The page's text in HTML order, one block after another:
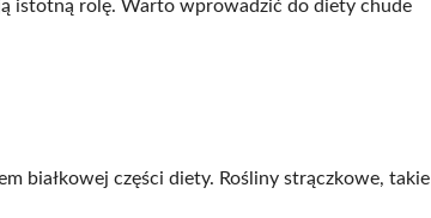
istotną rolę. Warto wprowadzić do diety chude
białkowej części diety. Rośliny strączkowe, takie